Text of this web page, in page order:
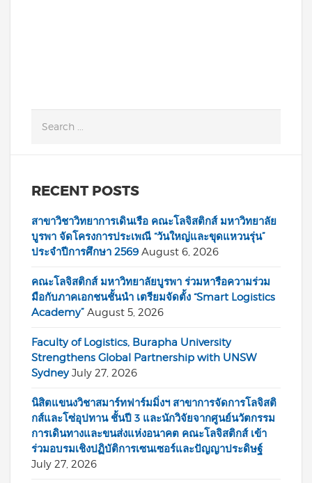
RECENT POSTS
สาขาวิชาวิทยาการเดินเรือ คณะโลจิสติกส์ มหาวิทยาลัย
บูรพา จัดโครงการประเพณี “วันใหญ่และขุดแหวนรุ่น”
ประจำปีการศึกษา 2569 August 6, 2026
คณะโลจิสติกส์ มหาวิทยาลัยบูรพา ร่วมหารือความร่วม
มือกับภาคเอกชนชั้นนำ เตรียมจัดตั้ง “Smart Logistics
Academy” August 5, 2026
Faculty of Logistics, Burapha University
Strengthens Global Partnership with UNSW
Sydney July 27, 2026
นิสิตแขนงวิชาสมาร์ทฟาร์มมิ่งฯ สาขาการจัดการโลจิสติ
กส์และโซ่อุปทาน ชั้นปี 3 และนักวิจัยจากศูนย์นวัตกรรม
การเดินทางและขนส่งแห่งอนาคต คณะโลจิสติกส์ เข้า
ร่วมอบรมเชิงปฏิบัติการเซนเซอร์และปัญญาประดิษฐ์
July 27, 2026